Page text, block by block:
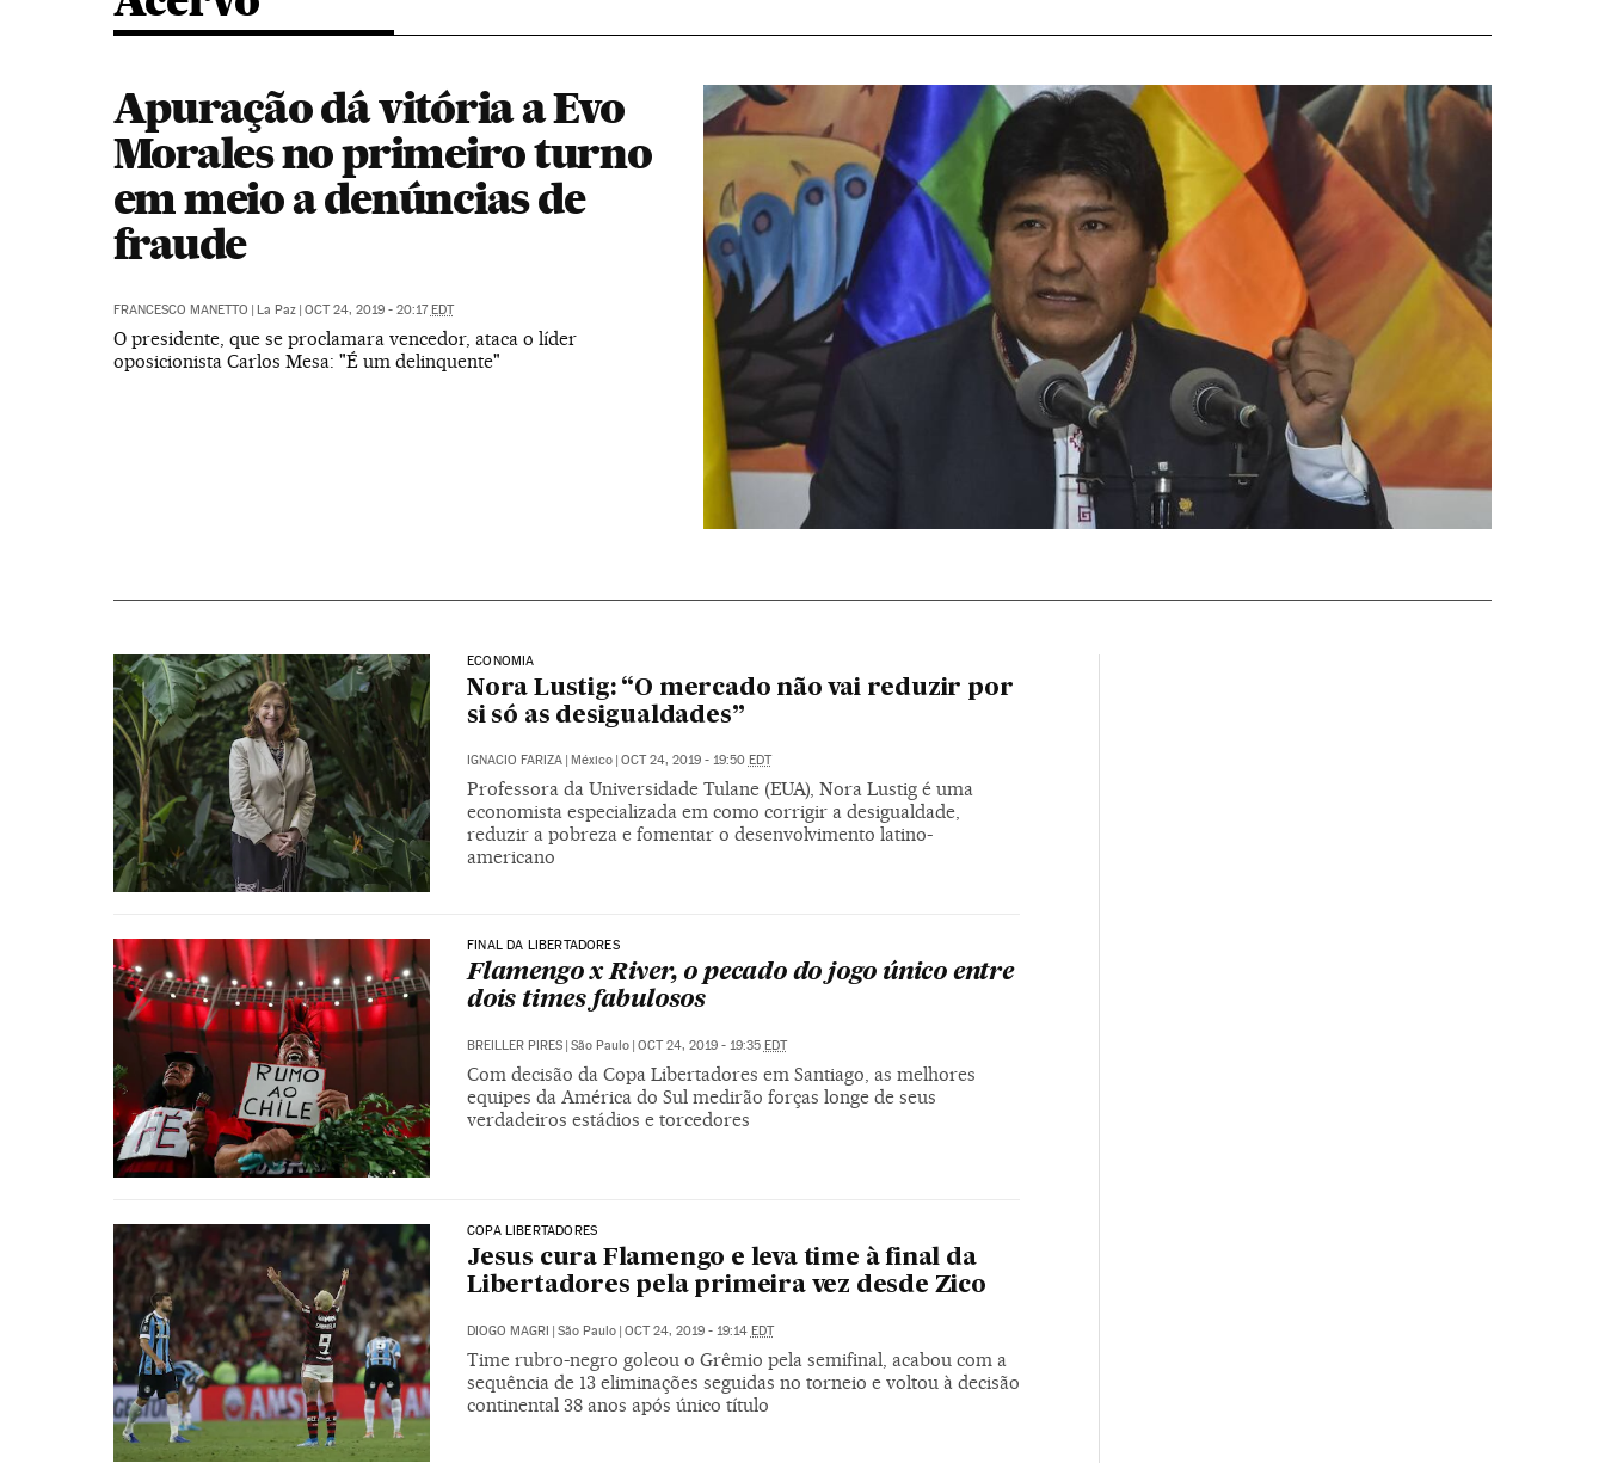
Apuração dá vitória a Evo
Morales no primeiro turno
em meio a denúncias de
fraude
FRANCESCO MANETTO | La Paz | OCT 24, 2019 - 20:17EDT
O presidente, que se proclamara vencedor, ataca o líder
oposicionista Carlos Mesa: "É um delinquente"
ECONOMIA
Nora Lustig: “O mercado não vai reduzir por
si só as desigualdades”
IGNACIO FARIZA | México | OCT 24, 2019 - 19:50 EDT
Professora da Universidade Tulane (EUA), Nora Lustig é uma
economista especializada em como corrigir a desigualdade,
reduzir a pobreza e fomentar o desenvolvimento latino-
americano
FINAL DA LIBERTADORES
Flamengo x River, o pecado do jogo único entre
dois times fabulosos
BREILLER PIRES São Paulo OCT 24, 2019 - 19:35 EDT
Com decisão da Copa Libertadores em Santiago, as melhores
equipes da América do Sul medirão forças longe de seus
verdadeiros estádios e torcedores
COPA LIBERTADORES
Jesus cura Flamengo e leva time à final da
Libertadores pela primeira vez desde Zico
DIOGO MAGRI | São Paulo | OCT 24, 2019 - 19:14 EDT
Time rubro-negro goleou o Grêmio pela semifinal, acabou com a
sequência de 13 eliminações seguidas no torneio e voltou à decisão
continental 38 anos após único título